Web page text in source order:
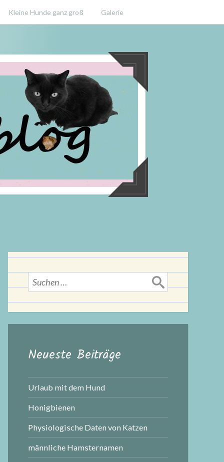
Kleine Hunde ganz groß Galerie
Suchen
nach:
Neueste Beiträge
Urlaub mit dem Hund
Honigbienen
Physiologische Daten von Katzen
männliche Hamsternamen